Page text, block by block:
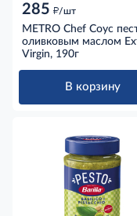
285 д/шт
METRO Chef Соус
оливковым маслом
Virgin, 190г
В корзину